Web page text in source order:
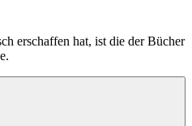
erschaffen hat, ist die der Bücher